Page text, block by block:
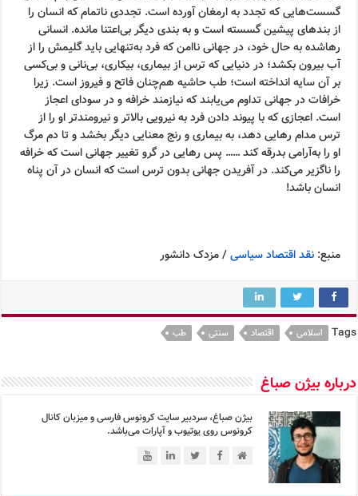
گسست‌هایی که تجدد به ارمغان آورده است. تجددی ناتمام که انسان را
از بندهای پیشین گسسته است و به بندی دیگر بی‌اعتنا مانده. انسانی
رهاشده به حال خود، در جهانی ناامن که فرد به‌تنهایی باید گلیمش را از
آب بیرون بکشد؛ در دنیایی که ترس از بیماری، بیکاری، بی‌نانی و بی‌کسی
بر آن سایه انداخته است؛ طب حاشیه هم‌چنان فاتح و فیروز است. زیرا
خرافات در جهانی تداوم می‌یابند که نیازمند خرافه و در سودای اعجاز
است. اعجازی که با پیوند دادن فرد به نیرویی بالاتر و نیرومندتر او را از
ترس مدام رهایی دهد، به بیماری و رنج معنایی دیگر بخشد و تا دم مرگ
او را به‌آرامی بدرقه کند …… پس رهایی در گرو تغییر جهانی است که خرافه
را ناگزیر می‌کند. در آفریدن جهانی بدون ترس است که انسان در آن پناه
انسان باشد!
منبع:نقد اقتصاد سیاسی/ مزدک دانشور
Tags اسلامی اقتصاد سنتی طب
درباره بیژن صباغ
بیژن صباغ، سردبیر سایت کرونوس فارسی و میزبان کانال
کرونوس روی یوتیوب و آپارات می‌باشد.